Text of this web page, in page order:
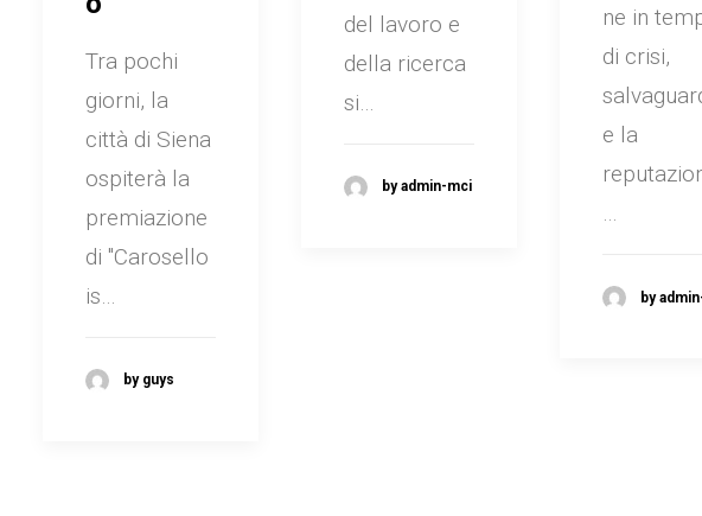
Tra pochi
giorni, la
città di Siena
ospiterà la
premiazione
di "Carosello
is…
by guys
del lavoro e
della ricerca
si…
by admin-mci
ne in
di crisi,
e la
…
by